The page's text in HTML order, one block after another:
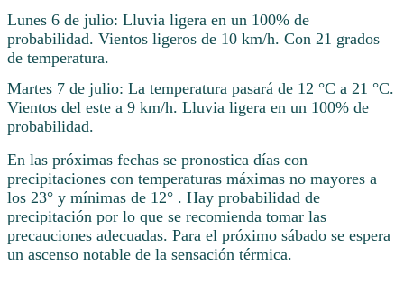
Lunes 6 de julio: Lluvia ligera en un 100% de
probabilidad. Vientos ligeros de 10 km/h. Con 21 grados
de temperatura.
Martes 7 de julio: La temperatura pasará de 12 °C a 21 °C.
Vientos del este a 9 km/h. Lluvia ligera en un 100% de
probabilidad.
En las próximas fechas se pronostica días con
precipitaciones con temperaturas máximas no mayores a
los 23° y mínimas de 12° . Hay probabilidad de
precipitación por lo que se recomienda tomar las
precauciones adecuadas. Para el próximo sábado se espera
un ascenso notable de la sensación térmica.